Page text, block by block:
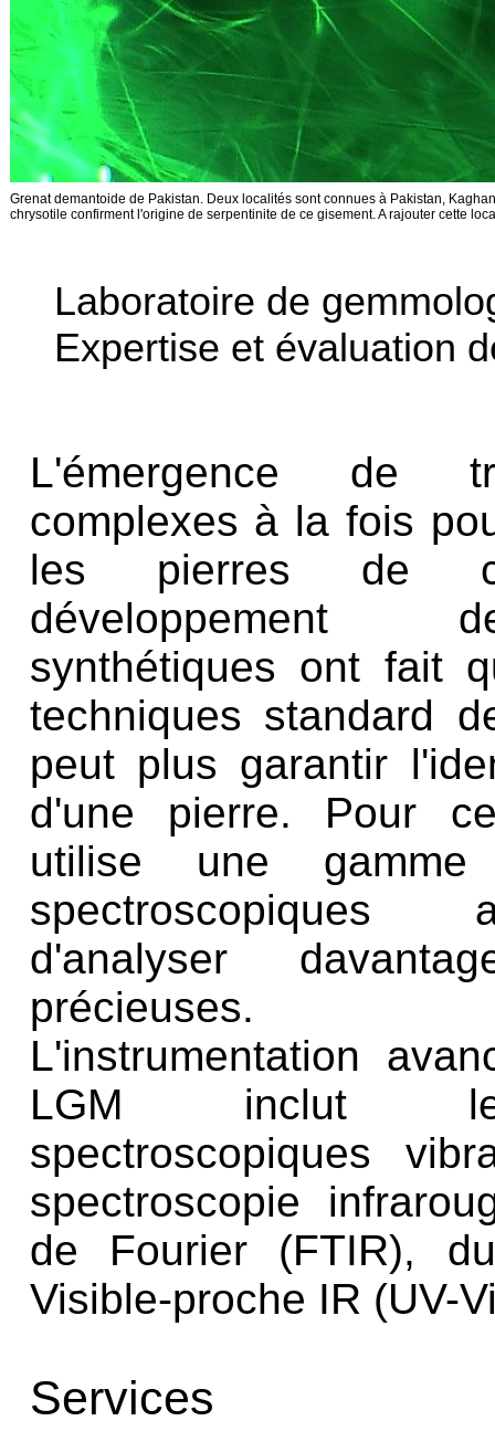
Grenat demantoide de Pakistan. Deux localités sont connues à Pakistan,
chrysotile confirment l'origine de serpentinite de ce gisement. A rajouter cette
Laboratoire de
Expertise et évaluation
L'émergence de
complexes à la fois
les pierres de
développement
synthétiques ont fait
techniques standard
peut plus garantir
d'une pierre. Pour
utilise une
spectroscopiques
d'analyser
précieuses.
L'instrumentation
LGM inclut
spectroscopiques
spectroscopie
de Fourier (FTIR),
Visible-proche IR (UV-
Services